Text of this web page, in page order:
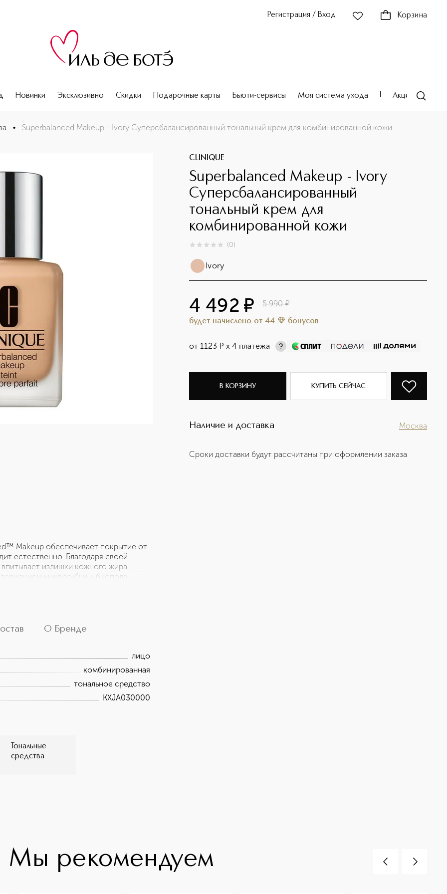
Регистрация / Вход Корзина
Новинки Эксклюзивно Скидки Подарочные карты Бьюти-сервисы Моя система ухода Акции
крем для комбинированной кожи
• Superbalanced Makeup - Ivory Суперсбалансированный тональный крем для комбинированной кожи
CLINIQUE
Superbalanced Makeup - Ivory
Суперсбалансированный
тональный крем для
комбинированной кожи
0из 0 (0)
Ivory
4 492 ¤ 5 990 ¤
будет начислено от 44 бонусов
от 1123 ¤ х 4 платежа
В КОРЗИНУ КУПИТЬ СЕЙЧАС
Наличие и доставка Москва
Сроки доставки будут рассчитаны при оформлении заказа
Makeup обеспечивает покрытие от
естественно. Благодаря своей
излишки кожного жира,
микрогубки и биопола
О Бренде
лицо
комбинированная
тональное средство
KXJA030000
Тональные
средства
Мы рекомендуем